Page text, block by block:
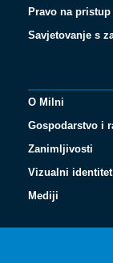
Pravo na
Savjetovanje s
O Milni
Gospodarstvo i
Zanimljivosti
Vizualni identitet
Mediji